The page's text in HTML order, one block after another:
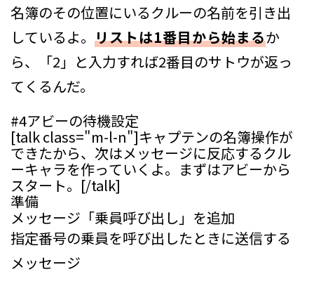
名簿のその位置にいるクルーの名前を引き出
しているよ。 リストは1番目から始まるか
ら、「2」と入力すれば2番目のサトウが返っ
てくるんだ。
#4アビーの待機設定
[talk class="m-l-n"]キャプテンの名簿操作が
できたから、次はメッセージに反応するクル
ーキャラを作っていくよ。まずはアビーから
スタート。[/talk]
準備
メッセージ「乗員呼び出し」を追加
指定番号の乗員を呼び出したときに送信する
メッセージ